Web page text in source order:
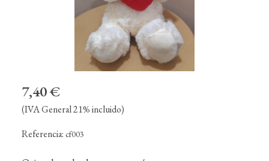
7,40 €
(IVA General 21% incluido)
Referencia: cf003